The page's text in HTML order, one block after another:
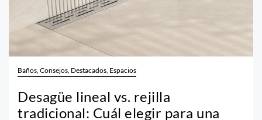
Baños, Consejos, Destacados, Espacios
Desagüe lineal vs. rejilla
tradicional: Cuál elegir para una